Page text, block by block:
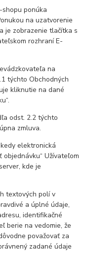
ponúka
na uzatvorenie
je zobrazenie tlačítka s
rozhraní E-
na
týchto Obchodných
kliknutie na dané
odst. 2.2 týchto
zmluva.
elektronická
Užívateľom
kde je
textových polí v
a úplné údaje,
identifikačné
berie na vedomie, že
považovať za
zadané údaje